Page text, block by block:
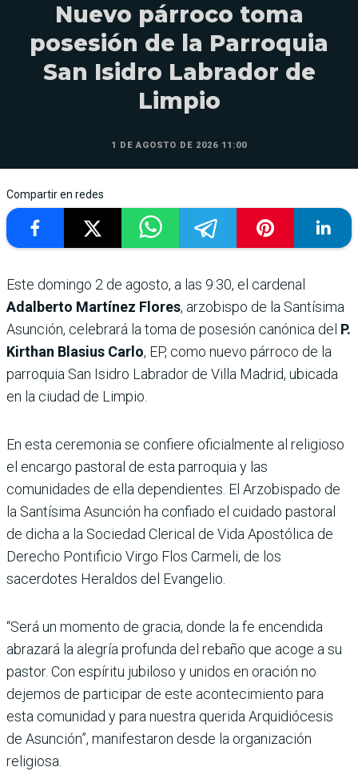
Nuevo párroco toma
posesión de la Parroquia
San Isidro Labrador de
Limpio
1 DE AGOSTO DE 2026 11:00
Compartir en redes
Este domingo 2 de agosto, a las 9:30, el cardenal
Adalberto Martínez Flores, arzobispo de la Santísima
Asunción, celebrará la toma de posesión canónica del P.
Kirthan Blasius Carlo, EP, como nuevo párroco de la
parroquia San Isidro Labrador de Villa Madrid, ubicada
en la ciudad de Limpio.
En esta ceremonia se confiere oficialmente al religioso
el encargo pastoral de esta parroquia y las
comunidades de ella dependientes. El Arzobispado de
la Santísima Asunción ha confiado el cuidado pastoral
de dicha a la Sociedad Clerical de Vida Apostólica de
Derecho Pontificio Virgo Flos Carmeli, de los
sacerdotes Heraldos del Evangelio.
“Será un momento de gracia, donde la fe encendida
abrazará la alegría profunda del rebaño que acoge a su
pastor. Con espíritu jubiloso y unidos en oración no
dejemos de participar de este acontecimiento para
esta comunidad y para nuestra querida Arquidiócesis
de Asunción”, manifestaron desde la organización
religiosa.